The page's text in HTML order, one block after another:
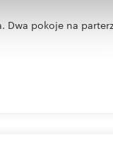
Dwa pokoje na